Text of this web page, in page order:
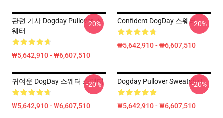
관련 기사 Dogday Pullover 스
웨터
₩5,642,910 - ₩6,607,510
-20% Confident DogDay 스웨터
₩5,642,910 - ₩6,607,510
-20%
귀여운 DogDay 스웨터 스웨터
₩5,642,910 - ₩6,607,510
-20% Dogday Pullover Sweatshirt
₩5,642,910 - ₩6,607,510
-20%